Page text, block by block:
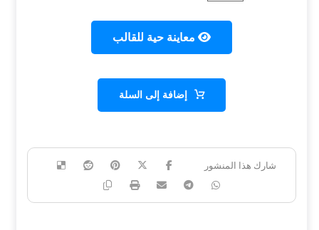
معاينة حية للقالب
إضافة إلى السلة